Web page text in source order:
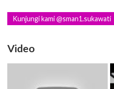
Kunjungi kami @sman1.sukawati
Video